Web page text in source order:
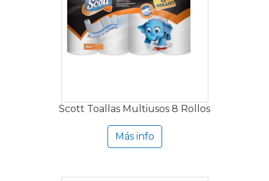
Scott Toallas Multiusos 8 Rollos
Más info